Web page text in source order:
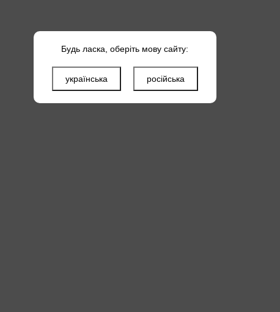
Будь ласка, оберіть мову сайту:
українська російська